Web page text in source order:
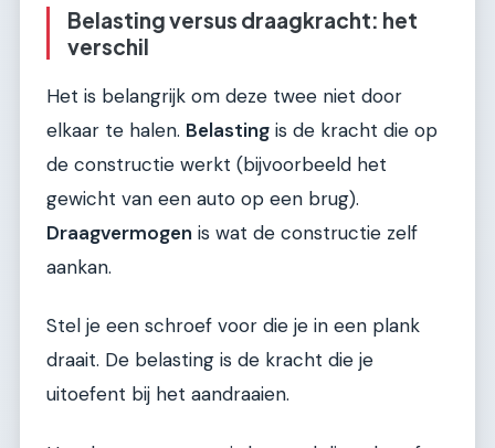
Belasting versus draagkracht: het
verschil
Het is belangrijk om deze twee niet door
elkaar te halen. Belasting is de kracht die op
de constructie werkt (bijvoorbeeld het
gewicht van een auto op een brug).
Draagvermogen is wat de constructie zelf
aankan.
Stel je een schroef voor die je in een plank
draait. De belasting is de kracht die je
uitoefent bij het aandraaien.